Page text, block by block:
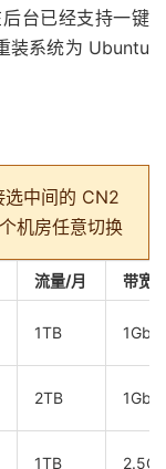
台已经支持一键
装系统为 Ubuntu
选中间的 CN2
机房任意切换
流量/月 带宽
1TB
2TB
1TB